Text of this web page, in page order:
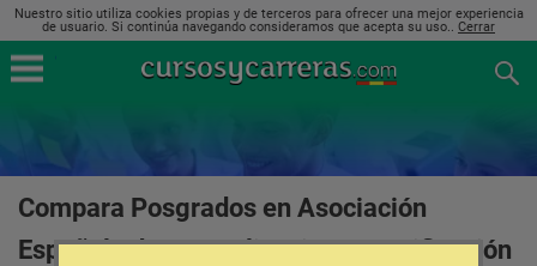
Nuestro sitio utiliza cookies propias y de terceros para ofrecer una mejor experiencia
de usuario. Si continúa navegando consideramos que acepta su uso.. Cerrar
Compara Posgrados en Asociación
Española de Normalización y Certificación